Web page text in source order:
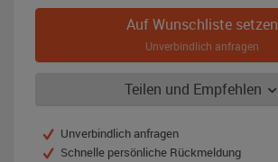
Auf Wunschliste setzen
Unverbindlich anfragen
Teilen und Empfehlen
Unverbindlich anfragen
Schnelle persönliche Rückmeldung